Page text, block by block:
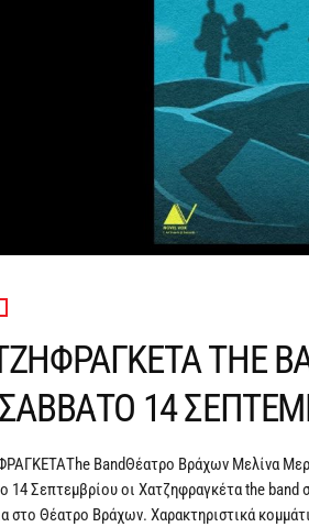
THE
14
BandΘέατρο Βράχων Μελίνα
14 Σεπτεμβρίου οι Χατζηφραγκέτα the band
στο Θέατρο Βράχων. Xαρακτηριστικά